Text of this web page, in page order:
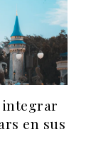
integrar
en sus